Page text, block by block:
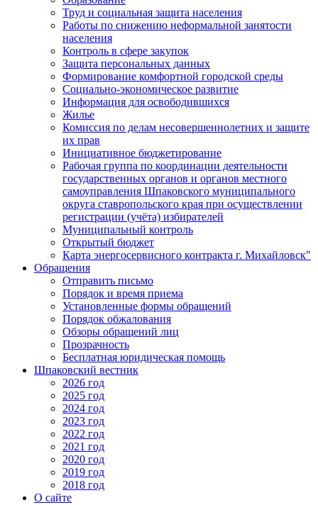
Труд и социальная защита населения
Работы по снижению неформальной занятости
населения
Контроль в сфере закупок
Защита персональных данных
Формирование комфортной городской среды
Социально-экономическое развитие
Информация для освободившихся
Жилье
Комиссия по делам несовершеннолетних и защите
их прав
Инициативное бюджетирование
Рабочая группа по координации деятельности
государственных органов и органов местного
самоуправления Шпаковского муниципального
округа ставропольского края при осуществлении
регистрации (учёта) избирателей
Муниципальный контроль
Открытый бюджет
Карта энергосервисного контракта г. Михайловск"
Обращения
Отправить письмо
Порядок и время приема
Установленные формы обращений
Порядок обжалования
Обзоры обращений лиц
Прозрачность
Бесплатная юридическая помощь
Шпаковский вестник
2026 год
2025 год
2024 год
2023 год
2022 год
2021 год
2020 год
2019 год
2018 год
О сайте